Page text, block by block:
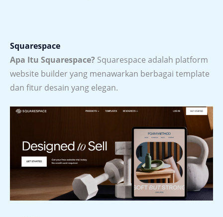
Squarespace
Apa Itu Squarespace? Squarespace adalah platform
website builder yang menawarkan berbagai template
dan fitur desain yang elegan.